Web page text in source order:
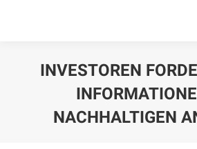
INVESTOREN
NACHHALTIGEN